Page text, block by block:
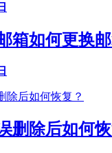
箱如何更换
删除后如何